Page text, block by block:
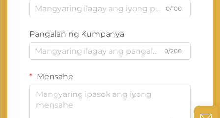
0/100
Pangalan ng Kumpanya
0/200
Mensahe